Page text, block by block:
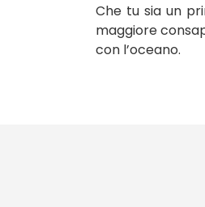
Che tu sia un
maggiore
con l’oceano.